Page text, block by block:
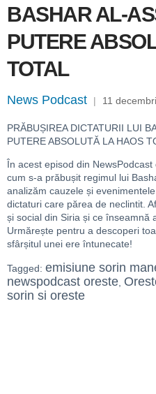
BASHAR AL-
PUTERE
TOTAL
News Podcast | 11
PRĂBUȘIREA DICTATURII LUI
PUTERE ABSOLUTĂ LA HAOS
În acest episod din
cum s-a prăbușit regimul lui
analizăm cauzele și
dictaturi care părea de neclintit.
și social din Siria și ce înseamnă
Urmărește pentru a descoperi
sfârșitul unei ere întunecate!
Tagged: emisiune sorin
newspodcast oreste
sorin si oreste